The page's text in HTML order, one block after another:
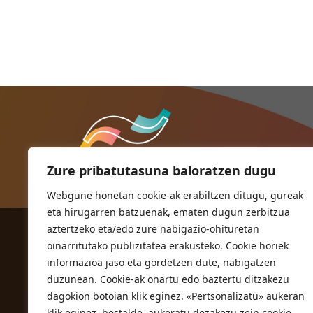
Zure pribatutasuna baloratzen dugu
Webgune honetan cookie-ak erabiltzen ditugu, gureak
eta hirugarren batzuenak, ematen dugun zerbitzua
aztertzeko eta/edo zure nabigazio-ohituretan
oinarritutako publizitatea erakusteko. Cookie horiek
informazioa jaso eta gordetzen dute, nabigatzen
duzunean. Cookie-ak onartu edo baztertu ditzakezu
dagokion botoian klik eginez. «Pertsonalizatu» aukeran
ORIOKO UDALA
Herriko plaza,1
20810 Orio (Gipuzkoa)
T. 943 83 03 46